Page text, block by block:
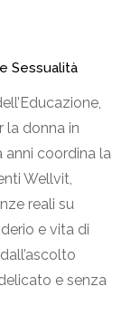
Sessualità
la donna in
anni coordina la
Wellvit,
reali su
e vita di
e senza